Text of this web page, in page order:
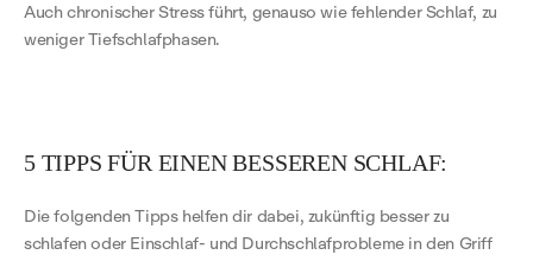
Auch chronischer Stress führt, genauso wie fehlender Schlaf, zu
weniger Tiefschlafphasen.
5 TIPPS FÜR EINEN BESSEREN SCHLAF:
Die folgenden Tipps helfen dir dabei, zukünftig besser zu
schlafen oder Einschlaf- und Durchschlafprobleme in den Griff